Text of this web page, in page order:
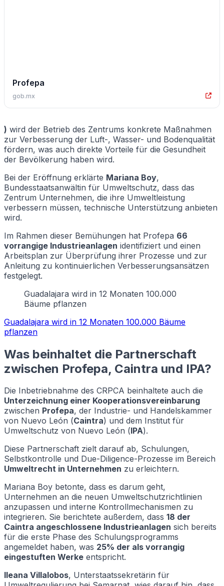
Profepa
gob.mx
) wird der Betrieb des Zentrums konkrete Maßnahmen
zur Verbesserung der Luft-, Wasser- und Bodenqualität
fördern, was auch direkte Vorteile für die Gesundheit
der Bevölkerung haben wird.
Bei der Eröffnung erklärte Mariana Boy,
Bundesstaatsanwältin für Umweltschutz, dass das
Zentrum Unternehmen, die ihre Umweltleistung
verbessern müssen, technische Unterstützung anbieten
wird.
Im Rahmen dieser Bemühungen hat Profepa 66
vorrangige Industrieanlagen identifiziert und einen
Arbeitsplan zur Überprüfung ihrer Prozesse und zur
Anleitung zu kontinuierlichen Verbesserungsansätzen
festgelegt.
Guadalajara wird in 12 Monaten 100.000
Bäume pflanzen
Guadalajara wird in 12 Monaten 100.000 Bäume
pflanzen
Was beinhaltet die Partnerschaft
zwischen Profepa, Caintra und IPA?
Die Inbetriebnahme des CRPCA beinhaltete auch die
Unterzeichnung einer Kooperationsvereinbarung
zwischen Profepa, der Industrie- und Handelskammer
von Nuevo León (Caintra) und dem Institut für
Umweltschutz von Nuevo León (IPA).
Diese Partnerschaft zielt darauf ab, Schulungen,
Selbstkontrolle und Due-Diligence-Prozesse im Bereich
Umweltrecht in Unternehmen zu erleichtern.
Mariana Boy betonte, dass es darum geht,
Unternehmen an die neuen Umweltschutzrichtlinien
anzupassen und interne Kontrollmechanismen zu
integrieren. Sie berichtete außerdem, dass 18 der
Caintra angeschlossene Industrieanlagen sich bereits
für die erste Phase des Schulungsprogramms
angemeldet haben, was 25% der als vorrangig
eingestuften Werke entspricht.
Ileana Villalobos, Unterstaatssekretärin für